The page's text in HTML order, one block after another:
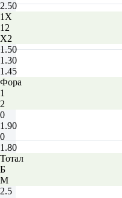
2.50
1X
12
X2
1.50
1.30
1.45
Фора
1
2
0
1.90
0
1.80
Тотал
Б
М
2.5